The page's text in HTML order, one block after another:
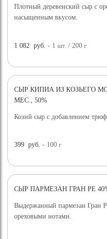
Плотный деревенский сыр с
насыщенным вкусом.
1 082 руб. - 1шт. / 200г
СЫР КИПИА ИЗ КОЗЬЕГО
МЕС., 50%
Козий сыр с добавлением
399 руб. - 100г
СЫР ПАРМЕЗАН ГРАН РЕ
Выдержанный пармезан Гран
ореховыми нотами.